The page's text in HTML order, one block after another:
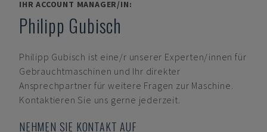
IHR ACCOUNT MANAGER/IN:
Philipp Gubisch
Philipp Gubisch ist eine/r unserer Experten/innen für
Gebrauchtmaschinen und Ihr direkter
Ansprechpartner für weitere Fragen zur Maschine.
Kontaktieren Sie uns gerne jederzeit.
NEHMEN SIE KONTAKT AUF